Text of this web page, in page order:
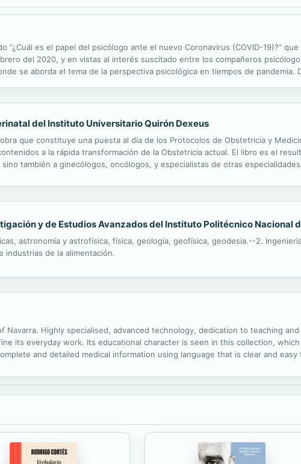
“¿Cuál es el papel del psicólogo ante el nuevo Coronavirus (COVID-19)?”
del 2020, y en vistas al interés suscitado entre los compañeros
se aborda el tema de la perspectiva psicológica en tiempos de pandemia.
del Instituto Universitario Quirón Dexeus
que constituye una puesta al día de los Protocolos de Obstetricia y
a la rápida transformación de la Obstetricia actual. El libro es el
también a ginecólogos, oncólogos, y especialistas de otras
y de Estudios Avanzados del Instituto Politécnico Nacional
astronomía y astrofísica, física, geología, geofísica, geodesia.--2.
industrias de la alimentación.
Highly specialised, advanced technology, dedication to teaching
its everyday work. Its educational character is seen in this collection,
and detailed medical information using language that is clear and